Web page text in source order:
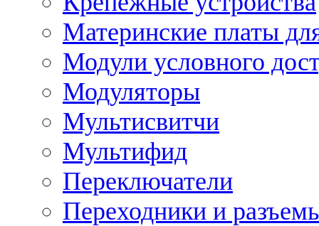
Материнские платы
Модули условного
Модуляторы
Мультисвитчи
Мультифид
Переключатели
Переходники и